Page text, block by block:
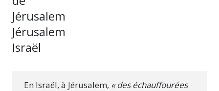
Jérusalem
Jérusalem
Israël
En Israël, à Jérusalem, « des échauffourées